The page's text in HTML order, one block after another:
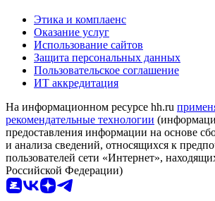
Этика и комплаенс
Оказание услуг
Использование сайтов
Защита персональных данных
Пользовательское соглашение
ИТ аккредитация
На информационном ресурсе hh.ru
рекомендательные технологии
предоставления информации на основе
и анализа сведений, относящихся к
пользователей сети «Интернет»,
Российской Федерации)